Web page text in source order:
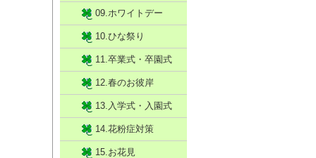
09.ホワイトデー
10.ひな祭り
11.卒業式・卒園式
12.春のお彼岸
13.入学式・入園式
14.花粉症対策
15.お花見